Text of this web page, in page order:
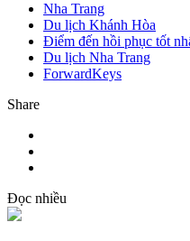
Nha Trang
Du lịch Khánh Hòa
Điểm đến hồi phục tốt
Du lịch Nha Trang
ForwardKeys
Share
Đọc nhiều